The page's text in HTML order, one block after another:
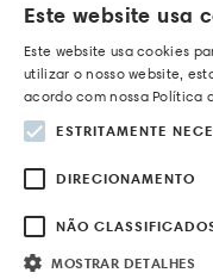
Mon compte
Mes commandes
Mes adresses
POWERED BY
Este website usa
Este website usa cookies
utilizar o nosso website,
acordo com nossa Política
ESTRITAMENTE
DIRECIONAMENTO
NÃO
MOSTRAR DETALHES